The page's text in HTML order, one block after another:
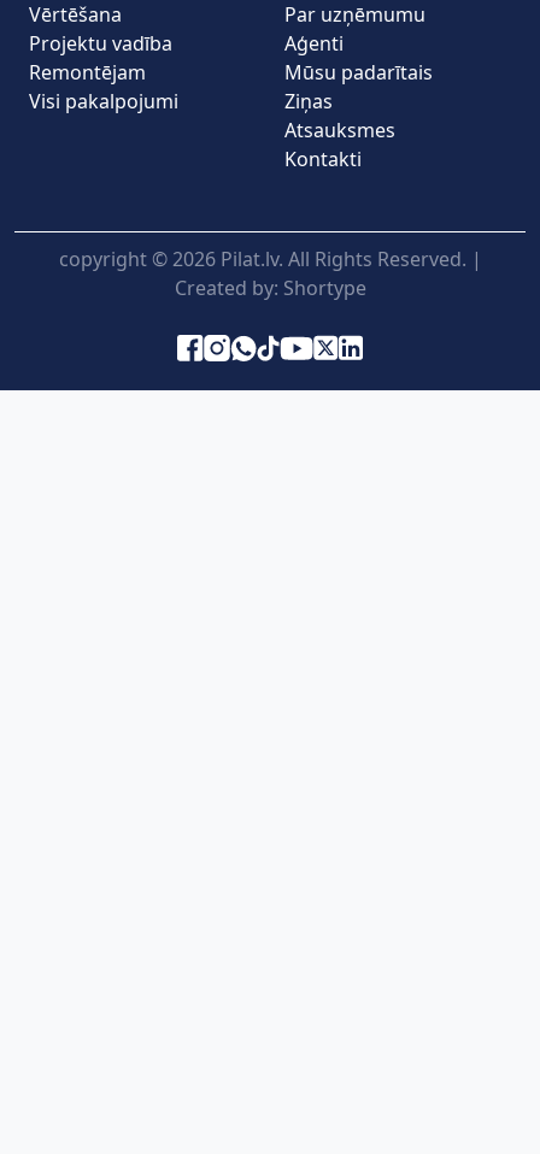
Vērtēšana
Projektu vadība
Remontējam
Visi pakalpojumi
Par uzņēmumu
Aģenti
Mūsu padarītais
Ziņas
Atsauksmes
Kontakti
copyright © 2026 Pilat.lv. All Rights Reserved. |
Created by: Shortype